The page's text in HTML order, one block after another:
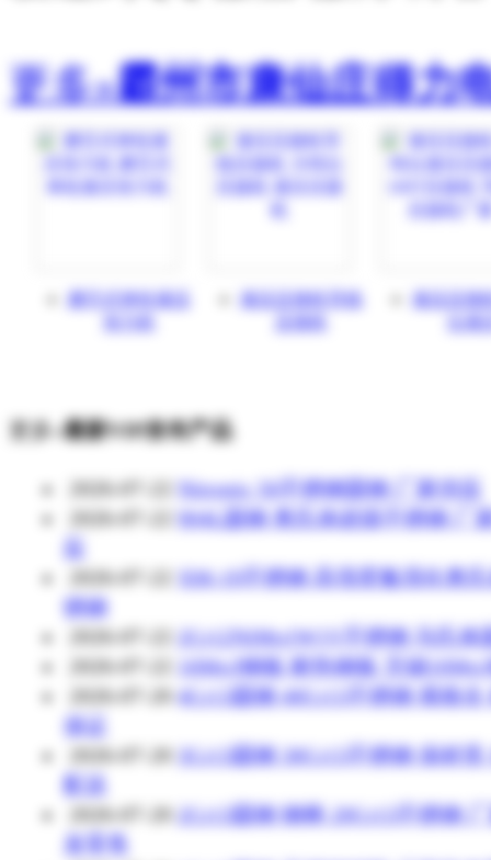
更多»霸州市康仙庄得力
磨芯式单轮液压
液压压接机导线
液压压接
更多»最新VIP发布产品
Nitronic 50不锈钢圆钢 厂家供应
904L圆钢 奥氏体超级不锈钢 厂
应
XM-19不锈钢 高强度氮强化奥
锈钢
2Cr12NiMo1W1V不锈钢 马氏体
16Mo3钢板 耐热钢板 无锡
4Cr13圆钢 40Cr13不锈钢 规格全
保证
3Cr13圆钢 30Cr13不锈钢 保材质
配送
2Cr13圆钢 钢棒 20Cr13不锈钢
发零售